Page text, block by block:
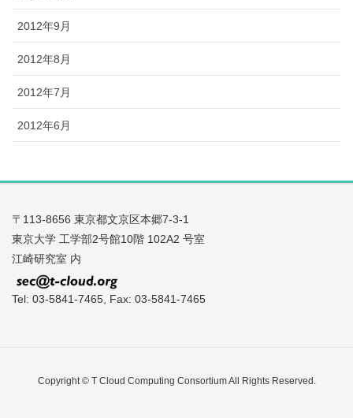
2012年9月
2012年8月
2012年7月
2012年6月
〒113-8656 東京都文京区本郷7-3-1
東京大学 工学部2号館10階 102A2 号室
江崎研究室 内
Tel: 03-5841-7465, Fax: 03-5841-7465
Copyright © T Cloud Computing Consortium All Rights Reserved.